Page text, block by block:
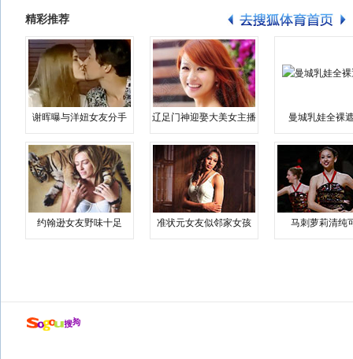
精彩推荐
谢晖曝与洋妞女友分手 辽足门神迎娶大美女主播 曼城乳娃全裸
约翰逊女友野味十足 准状元女友似邻家女孩 马刺萝莉清纯